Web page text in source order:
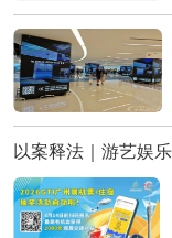
以案释法｜游艺娱